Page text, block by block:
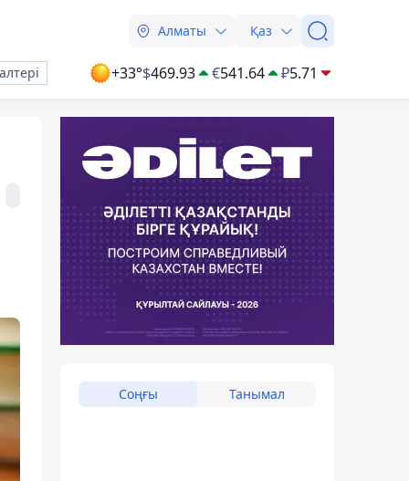
Алматы Қаз
+33°$469.93 €541.64 ₽5.71
Соңғы Танымал